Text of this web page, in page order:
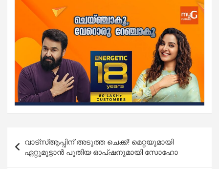
navigation
വാട്‌സ്ആപ്പിന് അടുത്ത ചെക്ക്! മെറ്റയുമായി
ഏറ്റുമുട്ടാൻ പുതിയ ഓപ്ഷനുമായി സോഹോ